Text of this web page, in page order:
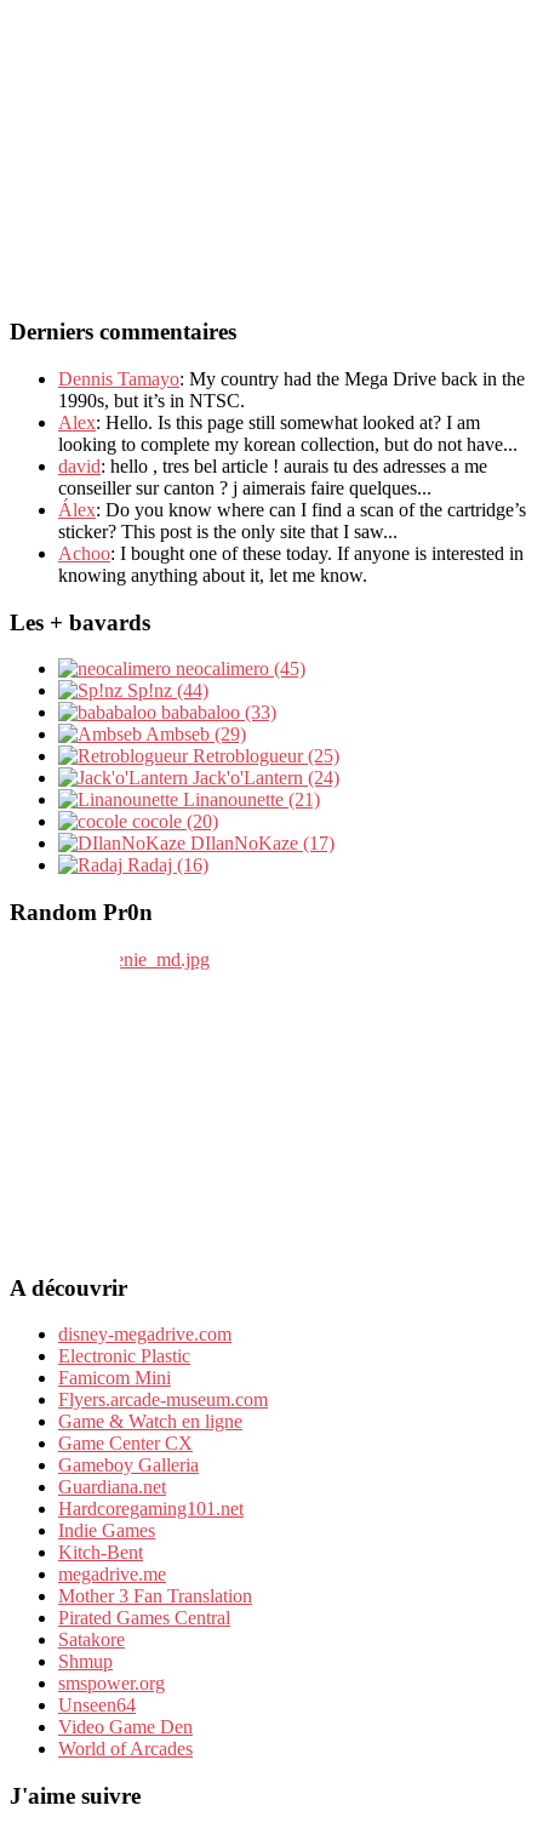
Derniers commentaires
Dennis Tamayo: My country had the Mega Drive back in the
1990s, but it’s in NTSC.
Alex: Hello. Is this page still somewhat looked at? I am
looking to complete my korean collection, but do not have...
david: hello , tres bel article ! aurais tu des adresses a me
conseiller sur canton ? j aimerais faire quelques...
Álex: Do you know where can I find a scan of the cartridge’s
sticker? This post is the only site that I saw...
Achoo: I bought one of these today. If anyone is interested in
knowing anything about it, let me know.
Les + bavards
neocalimero (45)
Sp!nz (44)
bababaloo (33)
Ambseb (29)
Retroblogueur (25)
Jack'o'Lantern (24)
Linanounette (21)
cocole (20)
DIlanNoKaze (17)
Radaj (16)
Random Pr0n
A découvrir
disney-megadrive.com
Electronic Plastic
Famicom Mini
Flyers.arcade-museum.com
Game & Watch en ligne
Game Center CX
Gameboy Galleria
Guardiana.net
Hardcoregaming101.net
Indie Games
Kitch-Bent
megadrive.me
Mother 3 Fan Translation
Pirated Games Central
Satakore
Shmup
smspower.org
Unseen64
Video Game Den
World of Arcades
J'aime suivre